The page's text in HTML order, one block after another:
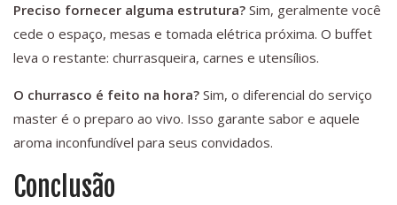
Preciso fornecer alguma estrutura? Sim, geralmente você
cede o espaço, mesas e tomada elétrica próxima. O buffet
leva o restante: churrasqueira, carnes e utensílios.
O churrasco é feito na hora? Sim, o diferencial do serviço
master é o preparo ao vivo. Isso garante sabor e aquele
aroma inconfundível para seus convidados.
Conclusão